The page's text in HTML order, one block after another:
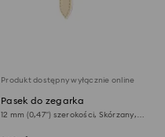
Produkt dostępny wyłącznie online
Pasek do zegarka
12 mm (0,47") szerokości, Skórzany,